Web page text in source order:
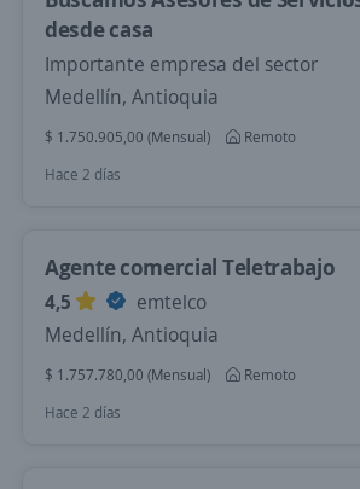
desde casa
Importante empresa del sector
Medellín, Antioquia
$ 1.750.905,00 (Mensual)
Remoto
Hace 2 días
Agente comercial Teletrabajo
4,5
emtelco
Medellín, Antioquia
$ 1.757.780,00 (Mensual)
Remoto
Hace 2 días